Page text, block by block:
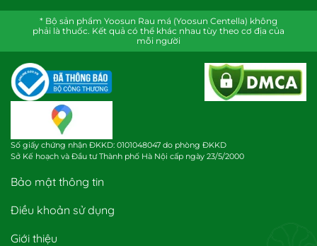
* Bộ sản phẩm Yoosun Rau má (Yoosun Centella) không
phải là thuốc. Kết quả có thể khác nhau tùy theo cơ địa của
mỗi người
Số giấy chứng nhận ĐKKD: 0101048047 do phòng ĐKKD
Sở Kế hoạch và Đầu tư Thành phố Hà Nội cấp ngày 23/5/2000
Bảo mật thông tin
Điều khoản sử dụng
Giới thiệu